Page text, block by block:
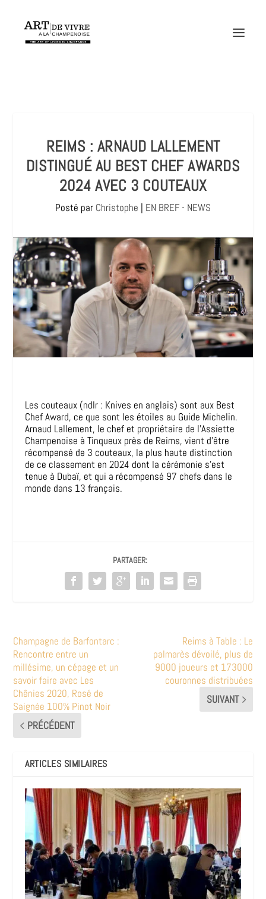
REIMS : ARNAUD LALLEMENT
DISTINGUÉ AU BEST CHEF AWARDS
2024 AVEC 3 COUTEAUX
Posté par Christophe | EN BREF - NEWS
Les couteaux (ndlr : Knives en anglais) sont aux Best
Chef Award, ce que sont les étoiles au Guide Michelin.
Arnaud Lallement, le chef et propriétaire de l’Assiette
Champenoise à Tinqueux près de Reims, vient d’être
récompensé de 3 couteaux, la plus haute distinction
de ce classement en 2024 dont la cérémonie s’est
tenue à Dubaï, et qui a récompensé 97 chefs dans le
monde dans 13 français.
PARTAGER:
Champagne de Barfontarc :
Rencontre entre un
millésime, un cépage et un
savoir faire avec Les
Chênies 2020, Rosé de
Saignée 100% Pinot Noir
PRÉCÉDENT
Reims à Table : Le
palmarès dévoilé, plus de
9000 joueurs et 173000
couronnes distribuées
SUIVANT
ARTICLES SIMILAIRES